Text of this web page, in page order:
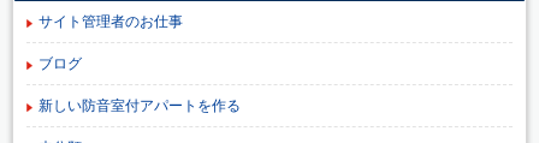
サイト管理者のお仕事
ブログ
新しい防音室付アパートを作る